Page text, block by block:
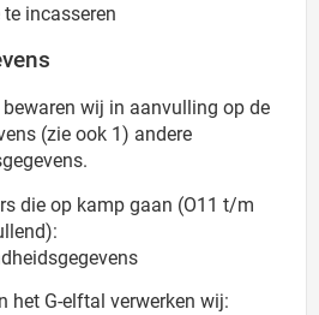
incasseren
bewaren wij in aanvulling op de
(zie ook 1) andere
die op kamp gaan (O11 t/m
het G-elftal verwerken wij: